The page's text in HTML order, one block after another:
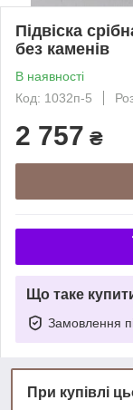
Підвіска
без каменів
В наявності
Код: 1032п-5
2 757 ₴
Що таке
Замовлення
При купівлі